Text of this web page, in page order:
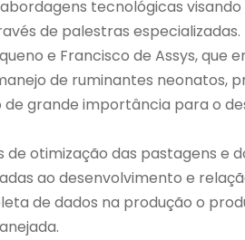
tecnológicas
de palestras especializadas.
e Francisco de Assys, que
de ruminantes neonatos,
grande importância para o
otimização das pastagens e
ao desenvolvimento e
de dados na produção o